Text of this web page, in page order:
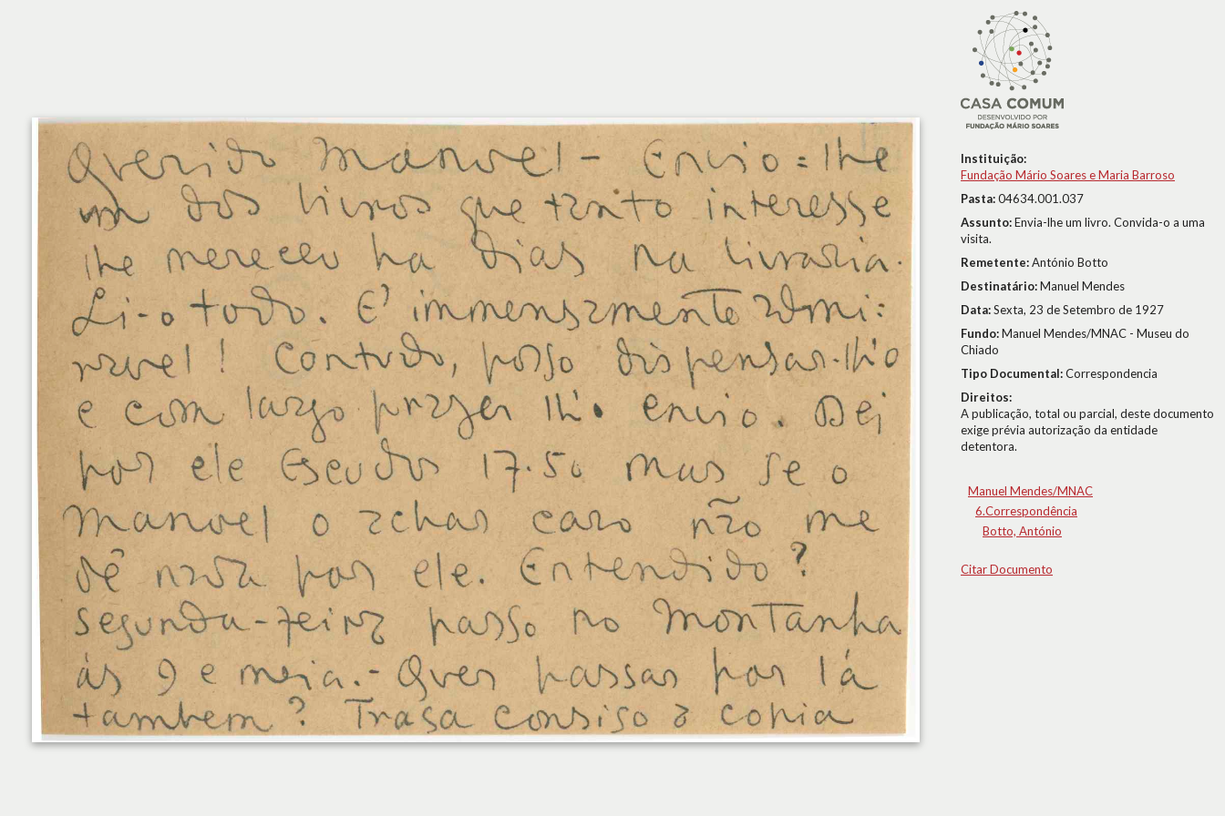
Instituição:
Fundação Mário Soares e Maria Barroso
Pasta:04634.001.037
Assunto:Envia-lhe um livro. Convida-o a uma
visita.
Remetente:António Botto
Destinatário:Manuel Mendes
Data:Sexta, 23 de Setembro de 1927
Fundo:Manuel Mendes/MNAC - Museu do
Chiado
Tipo Documental:Correspondencia
Direitos:
A publicação, total ou parcial, deste documento
exige prévia autorização da entidade
detentora.
Manuel Mendes/MNAC
6.Correspondência
Botto, António
Citar Documento